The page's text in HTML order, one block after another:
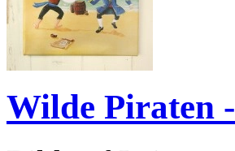
Wilde Piraten